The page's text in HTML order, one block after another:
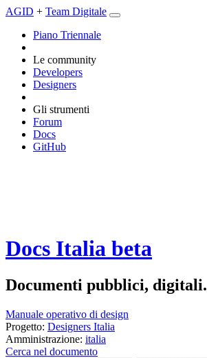
AGID + Team Digitale
Piano Triennale
Le community
Developers
Designers
Gli strumenti
Forum
Docs
GitHub
Docs Italia beta
Documenti pubblici, digitali.
Manuale operativo di design
Progetto: Designers Italia
Amministrazione: italia
Cerca nel documento